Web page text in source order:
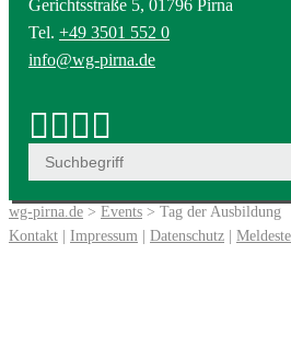
Gerichtsstraße 5, 01796 Pirna
Tel. +49 3501 552 0
info@wg-pirna.de
wg-pirna.de > Events > Tag der Ausbildung
Kontakt | Impressum | Datenschutz |